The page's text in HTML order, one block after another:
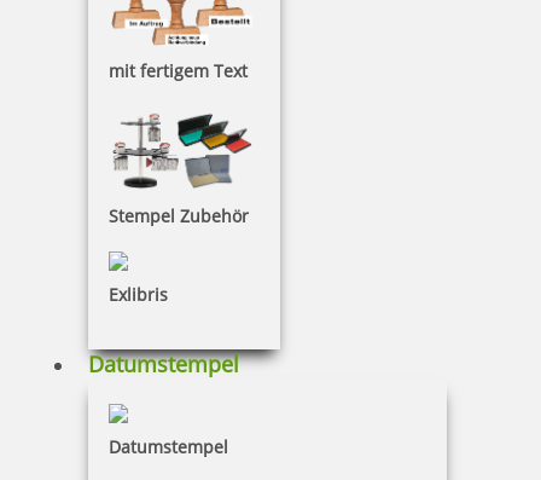
mit fertigem Text
Stempel Zubehör
Exlibris
Datumstempel
Datumstempel
Numeroteur mit Datum und Text
Metallstempel mit Datum
Metallstempel individuell Text und Datum